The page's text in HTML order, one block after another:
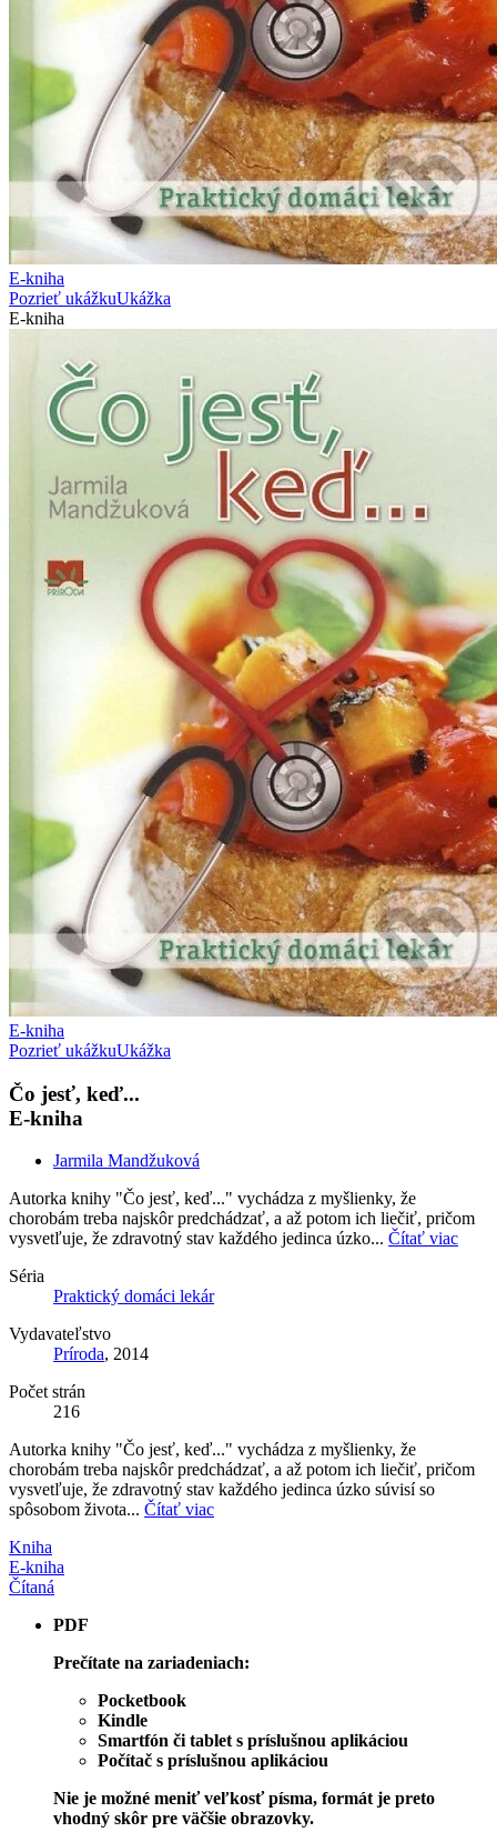
E-kniha
Pozrieť ukážkuUkážka
E-kniha
E-kniha
Pozrieť ukážkuUkážka
Čo jesť, keď...
E-kniha
Jarmila Mandžuková
Autorka knihy "Čo jesť, keď..." vychádza z myšlienky, že
chorobám treba najskôr predchádzať, a až potom ich liečiť, pričom
vysvetľuje, že zdravotný stav každého jedinca úzko... Čítať viac
Séria
Praktický domáci lekár
Vydavateľstvo
Príroda, 2014
Počet strán
216
Autorka knihy "Čo jesť, keď..." vychádza z myšlienky, že
chorobám treba najskôr predchádzať, a až potom ich liečiť, pričom
vysvetľuje, že zdravotný stav každého jedinca úzko súvisí so
spôsobom života... Čítať viac
Kniha
E-kniha
Čítaná
PDF
Prečítate na zariadeniach:
Pocketbook
Kindle
Smartfón či tablet s príslušnou aplikáciou
Počítač s príslušnou aplikáciou
Nie je možné meniť veľkosť písma, formát je preto
vhodný skôr pre väčšie obrazovky.